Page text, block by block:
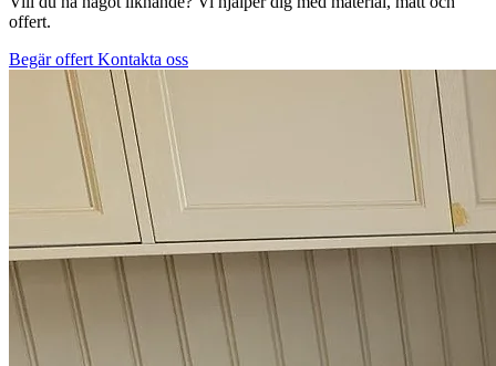
offert.
Begär offert Kontakta oss